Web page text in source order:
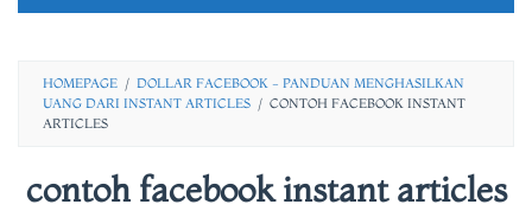
HOMEPAGE / DOLLAR FACEBOOK - PANDUAN MENGHASILKAN
UANG DARI INSTANT ARTICLES / CONTOH FACEBOOK INSTANT
ARTICLES
contoh facebook instant articles